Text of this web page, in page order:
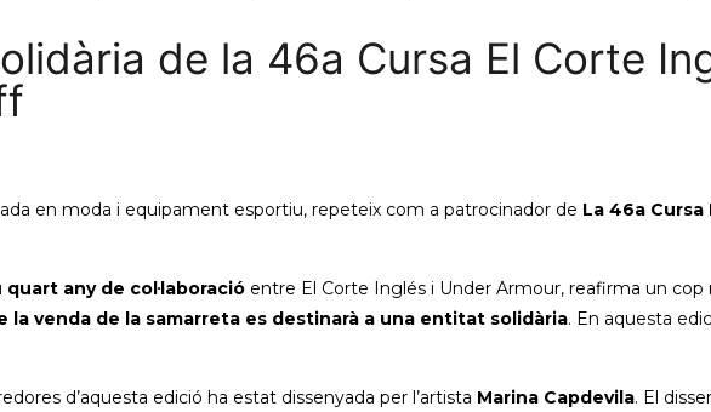
de la 46a Cursa El Corte
en moda i equipament esportiu, repeteix com a patrocinador de La 46a Cursa
quart any de col·laboracióentre El Corte Inglés i Under Armour, reafirma un cop
la venda de la samarreta es destinarà a una entitat solidària. En aquesta
d’aquesta edició ha estat dissenyada per l’artista Marina Capdevila. El